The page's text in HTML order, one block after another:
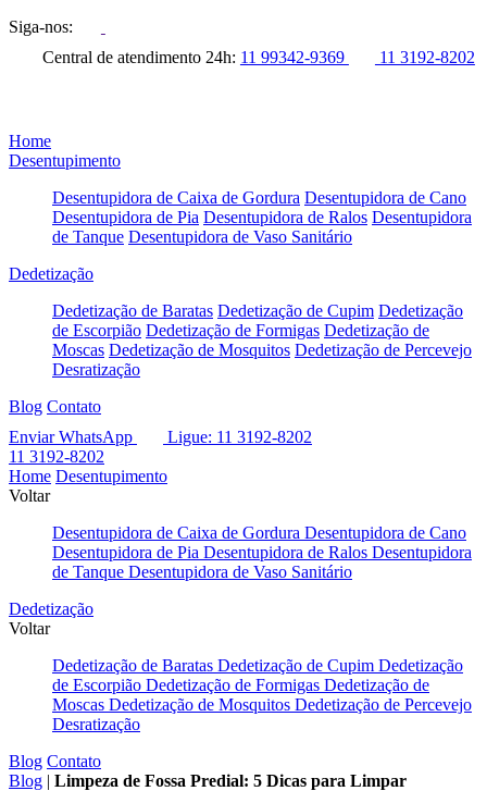
Siga-nos:
Central de atendimento 24h: 11 99342-9369 11 3192-8202
Home
Desentupimento
Desentupidora de Caixa de Gordura Desentupidora de Cano
Desentupidora de Pia Desentupidora de Ralos Desentupidora
de Tanque Desentupidora de Vaso Sanitário
Dedetização
Dedetização de Baratas Dedetização de Cupim Dedetização
de Escorpião Dedetização de Formigas Dedetização de
Moscas Dedetização de Mosquitos Dedetização de Percevejo
Desratização
Blog Contato
Enviar WhatsApp
Ligue: 11 3192-8202
11 3192-8202
Home Desentupimento
Voltar
Desentupidora de Caixa de Gordura Desentupidora de Cano
Desentupidora de Pia Desentupidora de Ralos Desentupidora
de Tanque Desentupidora de Vaso Sanitário
Dedetização
Voltar
Dedetização de Baratas Dedetização de Cupim Dedetização
de Escorpião Dedetização de Formigas Dedetização de
Moscas Dedetização de Mosquitos Dedetização de Percevejo
Desratização
Blog Contato
Blog | Limpeza de Fossa Predial: 5 Dicas para Limpar